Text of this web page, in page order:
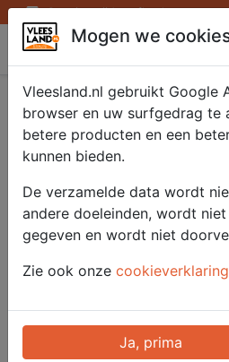
Openingstijden afhaalpunten
Vleesland
tomaatjes
1000 gr.
51705
Mogen we
Vleesland.nl gebruikt Google
browser en uw surfgedrag te
betere producten en een
kunnen bieden.
De verzamelde data wordt
andere doeleinden, wordt
gegeven en wordt niet
Zie ook onze cookieverklaring
Ja, prima